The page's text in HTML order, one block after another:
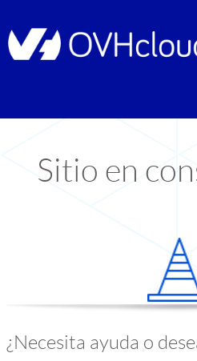
Sitio en
¿Necesita ayuda o